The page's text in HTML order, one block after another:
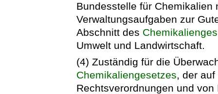
Bundesstelle für
Verwaltungsaufgaben zur
Abschnitt des
Umwelt und Landwirtschaft.
(4) Zuständig für die
Chemikaliengesetzes, der
Rechtsverordnungen und